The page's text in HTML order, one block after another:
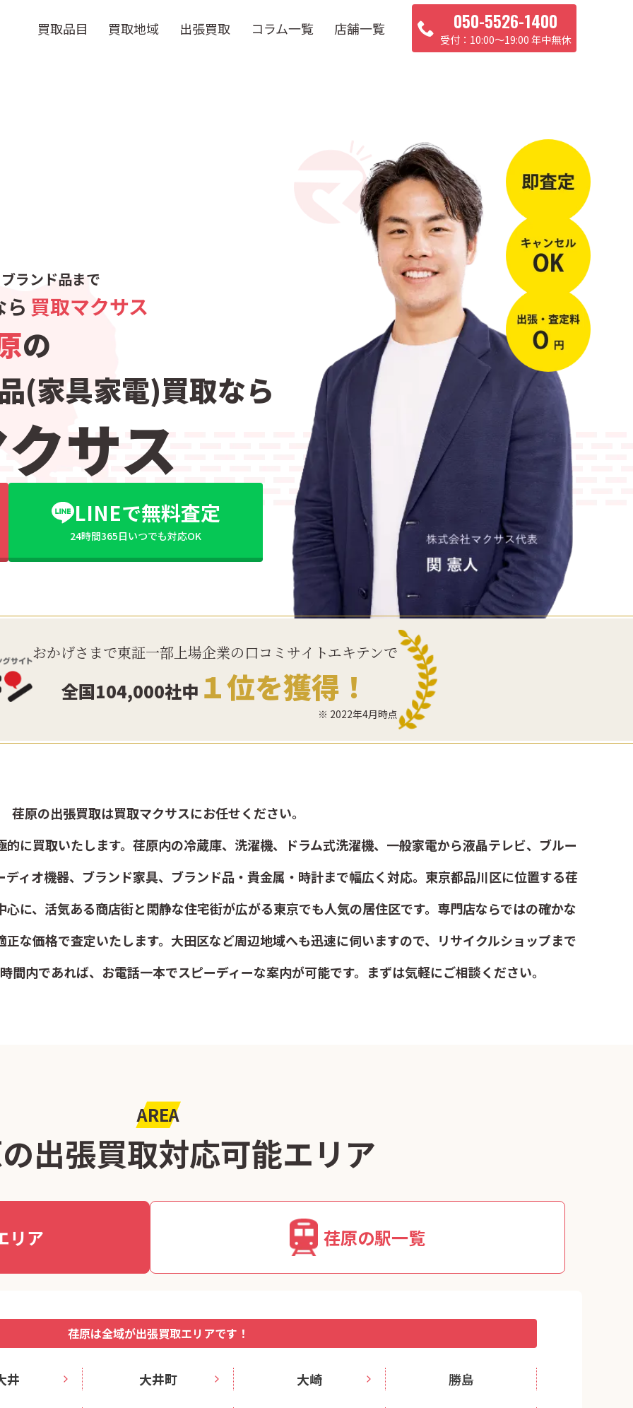
買取品目 買取地域 出張買取 コラム一覧 店舗一覧 050-5526-1400
10:00〜19:00 年中無休
ランド品まで
買取マクサス
の
(家具家電)買取なら
サス
LINEで無料査定
24時間365日いつでも対応OK
おかげさまで東証一部上場企業の口コミサイトエキテンで
全国104,000社中 １位を獲得！
※ 2022年4月時点
荏原の出張買取は買取マクサスにお任せください。
に買取いたします。荏原内の冷蔵庫、洗濯機、ドラム式洗濯機、一般家電から液晶テレビ、ブルー
ィオ機器、ブランド家具、ブランド品・貴金属・時計まで幅広く対応。東京都品川区に位置する荏
に、活気ある商店街と閑静な住宅街が広がる東京でも人気の居住区です。専門店ならではの確かな
な価格で査定いたします。大田区など周辺地域へも迅速に伺いますので、リサイクルショップまで
間内であれば、お電話一本でスピーディーな案内が可能です。まずは気軽にご相談ください。
AREA
出張買取対応可能エリア
リア 荏原の駅一覧
荏原は全域が出張買取エリアです！
井 大井町 大崎 勝島